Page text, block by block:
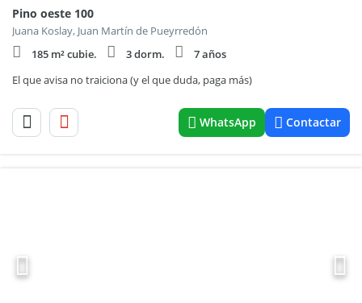
Pino oeste 100
Juana Koslay, Juan Martín de Pueyrredón
185 m² cubie.
3 dorm.
7 años
El que avisa no traiciona (y el que duda, paga más)
WhatsApp Contactar